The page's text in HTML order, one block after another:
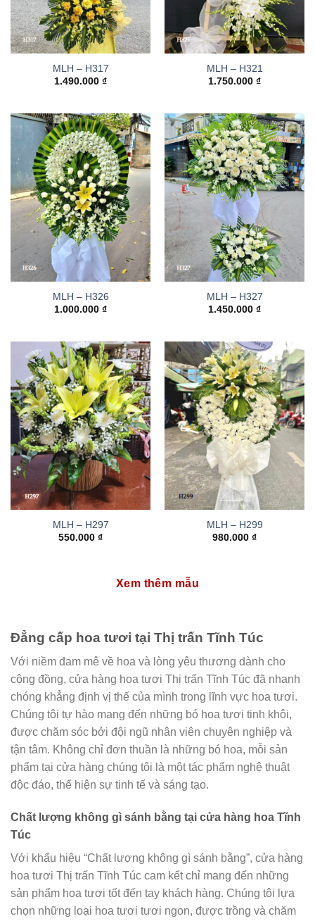
MLH – H317
1.490.000 ₫
MLH – H321
1.750.000 ₫
MLH – H326
1.000.000 ₫
MLH – H327
1.450.000 ₫
MLH – H297
550.000 ₫
MLH – H299
980.000 ₫
Xem thêm mẫu
Đẳng cấp hoa tươi tại Thị trấn Tĩnh Túc
Với niềm đam mê về hoa và lòng yêu thương dành cho
cộng đồng, cửa hàng hoa tươi Thị trấn Tĩnh Túc đã nhanh
chóng khẳng định vị thế của mình trong lĩnh vực hoa tươi.
Chúng tôi tự hào mang đến những bó hoa tươi tinh khôi,
được chăm sóc bởi đội ngũ nhân viên chuyên nghiệp và
tận tâm. Không chỉ đơn thuần là những bó hoa, mỗi sản
phẩm tại cửa hàng chúng tôi là một tác phẩm nghệ thuật
độc đáo, thể hiện sự tinh tế và sáng tạo.
Chất lượng không gì sánh bằng tại cửa hàng hoa Tĩnh
Túc
Với khẩu hiệu “Chất lượng không gì sánh bằng”, cửa hàng
hoa tươi Thị trấn Tĩnh Túc cam kết chỉ mang đến những
sản phẩm hoa tươi tốt đến tay khách hàng. Chúng tôi lựa
chọn những loại hoa tươi tươi ngon, được trồng và chăm